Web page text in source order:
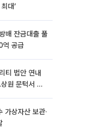
대’
배 잔금대출 풀
공급
티 법안 연내
원 문턱서 제
가상자산 보관·